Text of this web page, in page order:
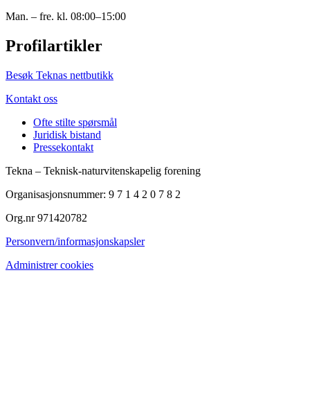
Man. – fre. kl. 08:00–15:00
Profilartikler
Besøk Teknas nettbutikk
Kontakt oss
Ofte stilte spørsmål
Juridisk bistand
Pressekontakt
Tekna – Teknisk-naturvitenskapelig forening
Organisasjonsnummer: 9 7 1 4 2 0 7 8 2
Org.nr 971420782
Personvern/informasjonskapsler
Administrer cookies